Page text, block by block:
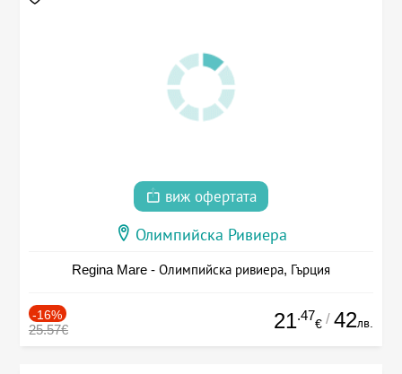
виж офертата
Олимпийска Ривиера
Regina Mare - Олимпийска ривиера, Гърция
-16%
25.57€ 21.47
€ / 42лв.